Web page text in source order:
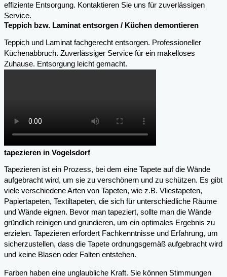
effiziente Entsorgung. Kontaktieren Sie uns für zuverlässigen
Service.
Teppich bzw. Laminat entsorgen / Küchen demontieren
Teppich und Laminat fachgerecht entsorgen. Professioneller
Küchenabbruch. Zuverlässiger Service für ein makelloses
Zuhause. Entsorgung leicht gemacht.
tapezieren in Vogelsdorf
Tapezieren ist ein Prozess, bei dem eine Tapete auf die Wände
aufgebracht wird, um sie zu verschönern und zu schützen. Es gibt
viele verschiedene Arten von Tapeten, wie z.B. Vliestapeten,
Papiertapeten, Textiltapeten, die sich für unterschiedliche Räume
und Wände eignen. Bevor man tapeziert, sollte man die Wände
gründlich reinigen und grundieren, um ein optimales Ergebnis zu
erzielen. Tapezieren erfordert Fachkenntnisse und Erfahrung, um
sicherzustellen, dass die Tapete ordnungsgemäß aufgebracht wird
und keine Blasen oder Falten entstehen.
Farben haben eine unglaubliche Kraft. Sie können Stimmungen